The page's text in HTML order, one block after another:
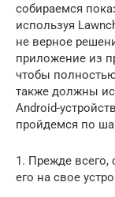
собираемся
используя
не верное
приложение из
чтобы
также должны
Android-
пройдемся по
1. Прежде всего,
его на свое